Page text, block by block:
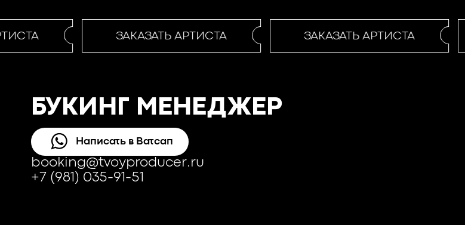
ЗАКАЗАТЬ АРТИСТА ЗАКАЗАТЬ АРТИСТА
БУКИНГ МЕНЕДЖЕР
Написать в Ватсап
booking@tvoyproducer.ru
+7 (981) 035-91-51